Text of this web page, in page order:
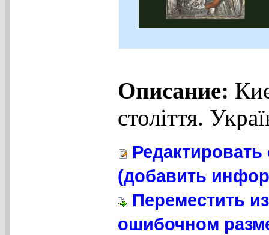
Описание:
століття.
(добавить
Переместить
ошибочном